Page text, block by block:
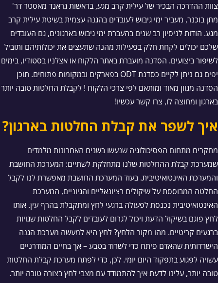
צוות ההדרכה הבכיר של עילית קרב מגע, בראשות גראנד מאסטר דר'
מתן בוכנר, מעביר ימי גיבוש לעובדים בהגנה עצמית בשיטת עילית קרב
מגע. הודות לניסיון רב שנים בהעברת ימי גיבוש בארגונים, גם העובדים
שלכם יכולים לקחת חלק בפעילות מהנה שתעצים את יכולותיהם ותוביל
לשיפור ביצועים. הסדנה מועברת באתר הלקוח או אצלניו בסטודיו, בימים
יפים גם ניתן לקיים כסדנת ODT בפארקים ובמקומות פתוחים. תוכן
הסדנה מגוון מאוד ומותאם לפי צרכי הלקוח ! לקבלת החלטות טובה יותר
בארגון ומחוצה לו, צרו קשר עכשיו!
איך לשפר את קבלת החלטות בארגון?
מחקרים מתחום הפסיכולוגיה שנעשו בשנים האחרונות מלמדים
שמערכת קבלת ההחלטות שלנו מתחלקת לשתיים: המערכת החושבת
והמערכת האינטואיטיבית. בעוד המערכת החושבת מאפשרת לנו לקבל
החלטה המבוססת על שיקולים רציונאליים והגיוניים, המערכת
האינטואיטיבית נכנסת לפעולה ברגעי לחץ ומתקבלת בהרף עין. אותו
לחץ פוגם בשיקול הדעת ויכול לגרום לעובדים לקבל החלטות שגויות
ברגעים קריטיים. מהו מקור הלחץ? לחץ היא למעשה מערכת הגנה
הישרדותית שהאדם פיתח כדי לשרוד בטבע – אך בחיים המודרניים
עשויה לפגוע בתפקוד היום יומי. לכן, כדי לפתח מערכת קבלת החלטות
טובה יותר, עלינו לדעת איך להתמודד עם מצבי לחץ בצורה טובה יותר.